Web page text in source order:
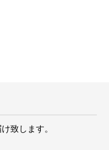
致します。